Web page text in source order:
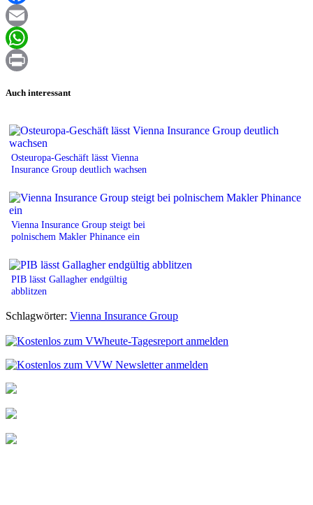
Facebook
Email
WhatsApp
Auch interessant
Osteuropa-Geschäft lässt Vienna
Insurance Group deutlich wachsen
Vienna Insurance Group steigt bei
polnischem Makler Phinance ein
PIB lässt Gallagher endgültig
abblitzen
Schlagwörter: Vienna Insurance Group